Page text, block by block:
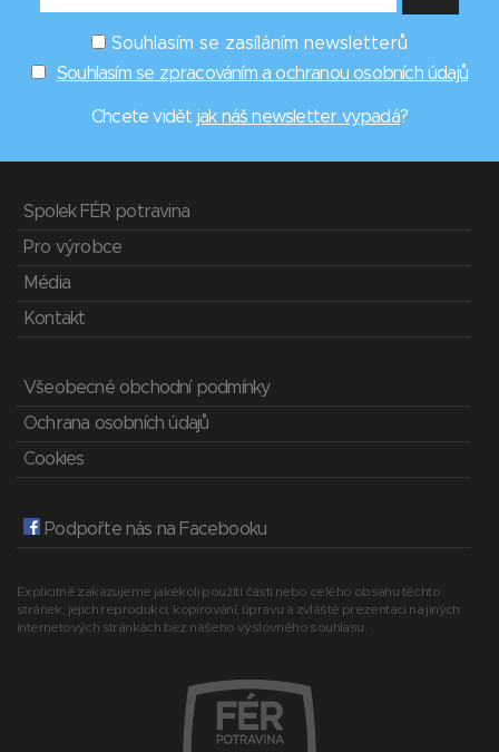
Souhlasím se zasíláním newsletterů
Souhlasím se zpracováním a ochranou osobních údajů
Chcete vidět jak náš newsletter vypadá?
Spolek FÉR potravina
Pro výrobce
Média
Kontakt
Všeobecné obchodní podmínky
Ochrana osobních údajů
Cookies
Podpořte nás na Facebooku
Explicitně zakazujeme jakékoli použití části nebo celého obsahu těchto
stránek, jejich reprodukci, kopírování, úpravu a zvláště prezentaci na jiných
internetových stránkách bez našeho výslovného souhlasu.